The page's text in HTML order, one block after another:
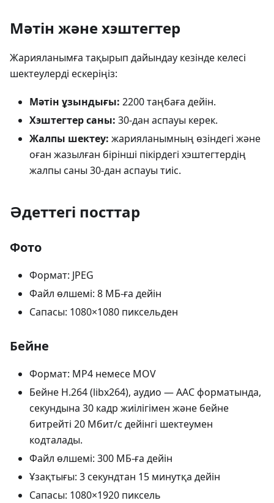
Мәтін және хэштегтер
Жарияланымға тақырып дайындау кезінде келесі
шектеулерді ескеріңіз:
Мәтін ұзындығы: 2200 таңбаға дейін.
Хэштегтер саны: 30-дан аспауы керек.
Жалпы шектеу: жарияланымның өзіндегі және
оған жазылған бірінші пікірдегі хэштегтердің
жалпы саны 30-дан аспауы тиіс.
Әдеттегі посттар
Фото
Формат: JPEG
Файл өлшемі: 8 МБ-ға дейін
Сапасы: 1080×1080 пиксельден
Бейне
Формат: MP4 немесе MOV
Бейне H.264 (libx264), аудио — AAC форматында,
секундына 30 кадр жиілігімен және бейне
битрейті 20 Мбит/с дейінгі шектеумен
кодталады.
Файл өлшемі: 300 МБ-ға дейін
Ұзақтығы: 3 секундтан 15 минутқа дейін
Сапасы: 1080×1920 пиксель